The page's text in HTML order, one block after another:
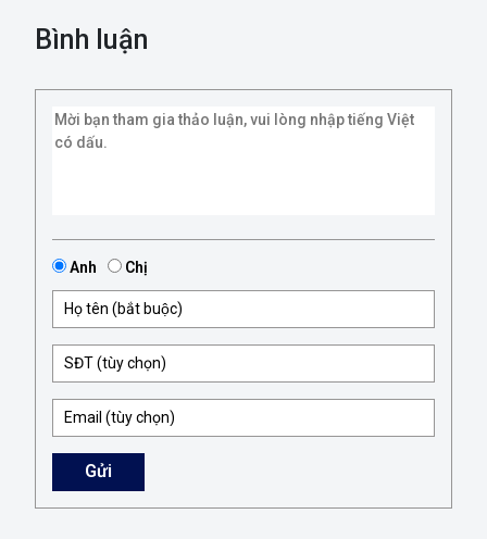
Bình luận
Anh Chị
Gửi